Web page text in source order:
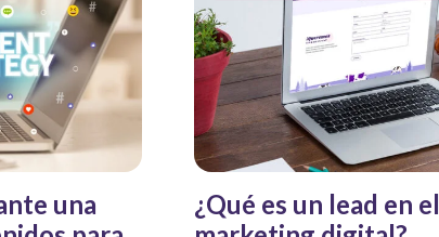
una
¿Qué es un lead en el